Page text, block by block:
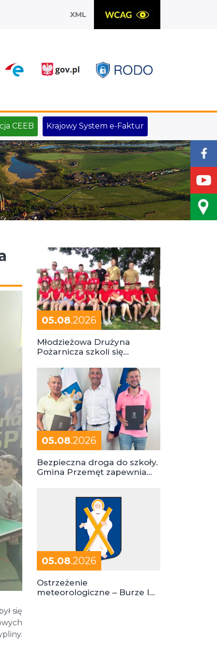
XML
CEEB Krajowy System e-Faktur
się
05.08.2026
Młodzieżowa Drużyna
Pożarnicza szkoli się
05.08.2026
Bezpieczna droga do szkoły.
Gmina Przemęt zapewnia
05.08.2026
Ostrzeżenie
meteorologiczne – Burze I